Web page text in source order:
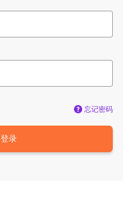
忘记密码
登录